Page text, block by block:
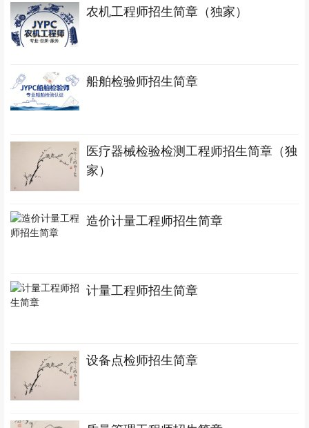
农机工程师招生简章（独家）
船舶检验师招生简章
医疗器械检验检测工程师招生简章（独
家）
造价计量工程师招生简章
计量工程师招生简章
设备点检师招生简章